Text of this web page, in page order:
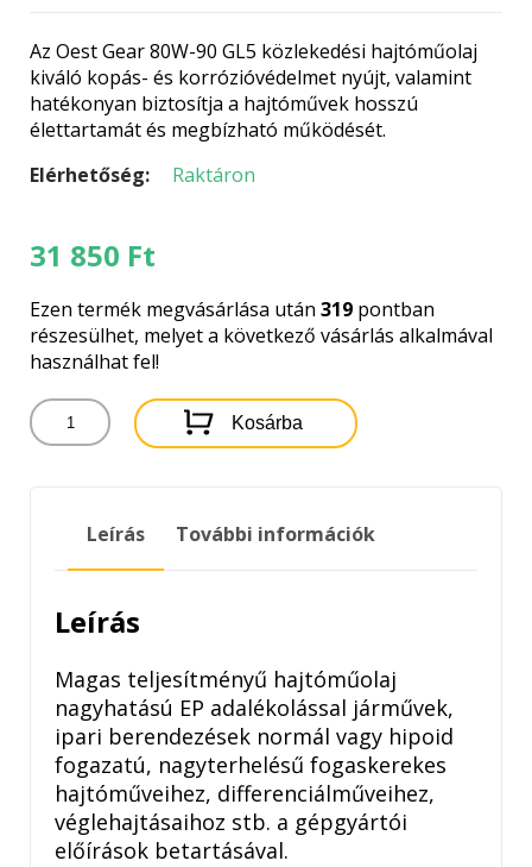
Az Oest Gear 80W-90 GL5 közlekedési hajtóműolaj
kiváló kopás- és korrózióvédelmet nyújt, valamint
hatékonyan biztosítja a hajtóművek hosszú
élettartamát és megbízható működését.
Elérhetőség:
Raktáron
31 850 Ft
Ezen termék megvásárlása után 319 pontban
részesülhet, melyet a következő vásárlás alkalmával
használhat fel!
OEST
HAJTÓMŰOLAJ
20LITER
Kosárba
Leírás További információk
Leírás
Magas teljesítményű hajtóműolaj
nagyhatású EP adalékolással járművek,
ipari berendezések normál vagy hipoid
fogazatú, nagyterhelésű fogaskerekes
hajtóműveihez, differenciálműveihez,
véglehajtásaihoz stb. a gépgyártói
előírások betartásával.